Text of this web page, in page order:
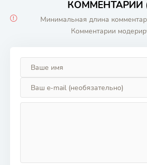
КОММЕНТАРИИ
Минимальная длина
Комментарии